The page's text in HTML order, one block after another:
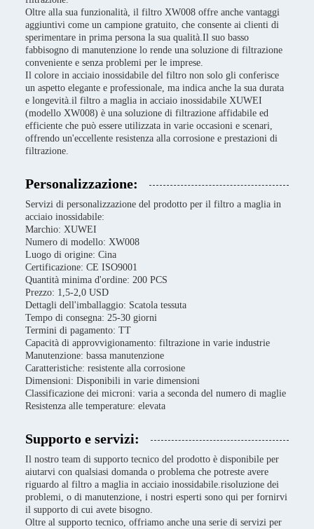
Oltre alla sua funzionalità, il filtro XW008 offre anche vantaggi
aggiuntivi come un campione gratuito, che consente ai clienti di
sperimentare in prima persona la sua qualità.Il suo basso
fabbisogno di manutenzione lo rende una soluzione di filtrazione
conveniente e senza problemi per le imprese.
Il colore in acciaio inossidabile del filtro non solo gli conferisce
un aspetto elegante e professionale, ma indica anche la sua durata
e longevità.il filtro a maglia in acciaio inossidabile XUWEI
(modello XW008) è una soluzione di filtrazione affidabile ed
efficiente che può essere utilizzata in varie occasioni e scenari,
offrendo un'eccellente resistenza alla corrosione e prestazioni di
filtrazione.
Personalizzazione:
Servizi di personalizzazione del prodotto per il filtro a maglia in
acciaio inossidabile:
Marchio: XUWEI
Numero di modello: XW008
Luogo di origine: Cina
Certificazione: CE ISO9001
Quantità minima d'ordine: 200 PCS
Prezzo: 1,5-2,0 USD
Dettagli dell'imballaggio: Scatola tessuta
Tempo di consegna: 25-30 giorni
Termini di pagamento: TT
Capacità di approvvigionamento: filtrazione in varie industrie
Manutenzione: bassa manutenzione
Caratteristiche: resistente alla corrosione
Dimensioni: Disponibili in varie dimensioni
Classificazione dei microni: varia a seconda del numero di maglie
Resistenza alle temperature: elevata
Supporto e servizi:
Il nostro team di supporto tecnico del prodotto è disponibile per
aiutarvi con qualsiasi domanda o problema che potreste avere
riguardo al filtro a maglia in acciaio inossidabile.risoluzione dei
problemi, o di manutenzione, i nostri esperti sono qui per fornirvi
il supporto di cui avete bisogno.
Oltre al supporto tecnico, offriamo anche una serie di servizi per